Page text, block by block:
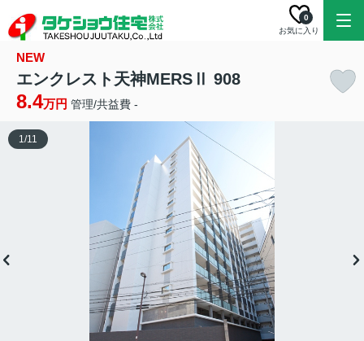
お気に入り
0
NEW
エンクレスト天神MERSⅡ 908
8.4万円 管理/共益費 -
1/11